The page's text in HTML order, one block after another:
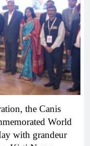
the Canis
World
with grandeur